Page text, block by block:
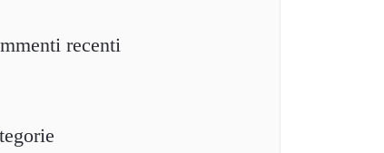
recenti